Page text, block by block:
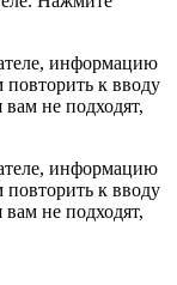
информацию
к вводу
не подходят,
информацию
к вводу
не подходят,